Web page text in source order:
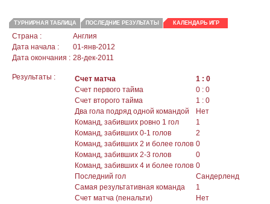
ТУРНИРНАЯ ТАБЛИЦА ПОСЛЕДНИЕ РЕЗУЛЬТАТЫ КАЛЕНДАРЬ ИГР
Страна :
Англия
Дата начала :
01-янв-2012
Дата окончания : 28-дек-2011
Результаты : Счет матча
1 : 0
Счет первого тайма
0 : 0
Счет второго тайма
1 : 0
Два гола подряд одной командой
Нет
Команд, забивших ровно 1 гол
1
Команд, забивших 0-1 голов
2
Команд, забивших 2 и более голов 0
Команд, забивших 2-3 голов
0
Команд, забивших 4 и более голов 0
Последний гол
Сандерленд
Самая результативная команда
1
Счет матча (пенальти)
Нет